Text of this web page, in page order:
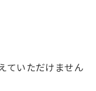
ていただけません